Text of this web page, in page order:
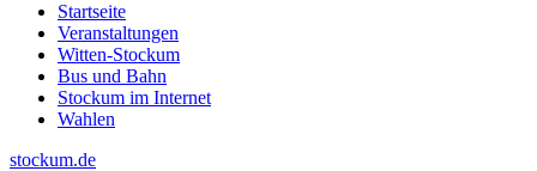
Startseite
Veranstaltungen
Witten-Stockum
Bus und Bahn
Stockum im Internet
Wahlen
stockum.de